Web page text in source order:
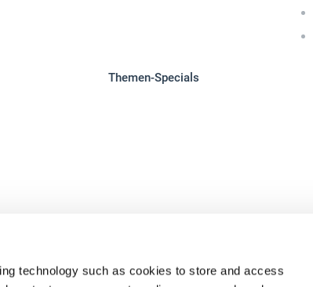
technology such as cookies to store and access
Themen-Specials